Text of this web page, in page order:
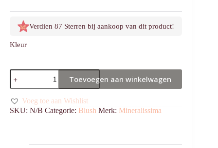
Verdien 87 Sterren bij aankoop van dit product!
Kleur
Compacte
Blush
aantal
Toevoegen aan winkelwagen
Voeg toe aan Wishlist
SKU: N/B Categorie: Blush Merk: Mineralissima